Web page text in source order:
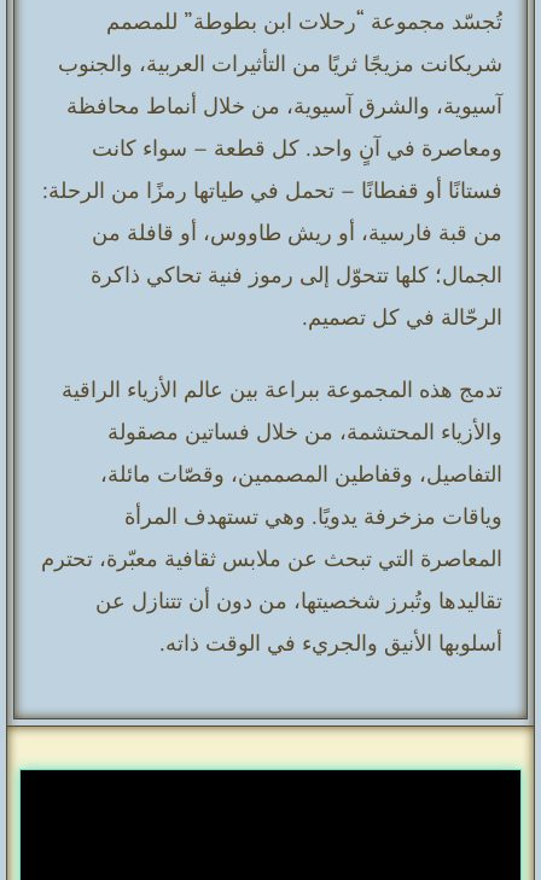
تُجسّد مجموعة “رحلات ابن بطوطة” للمصمم
شريكانت مزيجًا ثريًا من التأثيرات العربية، والجنوب
آسيوية، والشرق آسيوية، من خلال أنماط محافظة
ومعاصرة في آنٍ واحد. كل قطعة – سواء كانت
فستانًا أو قفطانًا – تحمل في طياتها رمزًا من الرحلة:
من قبة فارسية، أو ريش طاووس، أو قافلة من
الجمال؛ كلها تتحوّل إلى رموز فنية تحاكي ذاكرة
الرحّالة في كل تصميم.
تدمج هذه المجموعة ببراعة بين عالم الأزياء الراقية
والأزياء المحتشمة، من خلال فساتين مصقولة
التفاصيل، وقفاطين المصممين، وقصّات مائلة،
وياقات مزخرفة يدويًا. وهي تستهدف المرأة
المعاصرة التي تبحث عن ملابس ثقافية معبّرة، تحترم
تقاليدها وتُبرز شخصيتها، من دون أن تتنازل عن
أسلوبها الأنيق والجريء في الوقت ذاته.